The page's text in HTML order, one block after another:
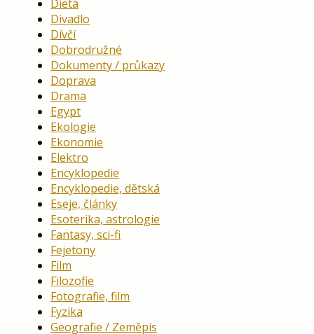
Dieta
Divadlo
Dívčí
Dobrodružné
Dokumenty / průkazy
Doprava
Drama
Egypt
Ekologie
Ekonomie
Elektro
Encyklopedie
Encyklopedie, dětská
Eseje, články
Esoterika, astrologie
Fantasy, sci-fi
Fejetony
Film
Filozofie
Fotografie, film
Fyzika
Geografie / Zeměpis